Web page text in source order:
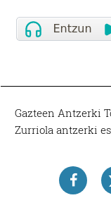
Gazteen Antzerki
Zurriola antzerki